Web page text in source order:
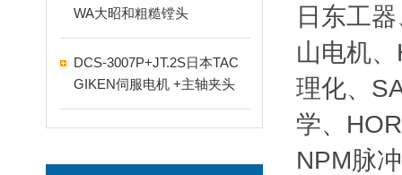
WA大昭和粗糙镗头
DCS-3007P+JT.2S日本TAC
GIKEN伺服电机 +主轴夹头
日东工
山电机
理化、
学、
NPM脉